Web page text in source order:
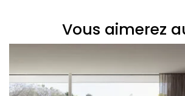
Vous aimerez